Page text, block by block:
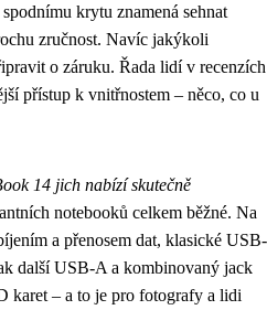
krytu znamená sehnat
zručnost. Navíc jakýkoli
o záruku. Řada lidí v recenzích
přístup k vnitřnostem – něco, co u
14 jich nabízí skutečně
notebooků celkem běžné. Na
a přenosem dat, klasické USB-
další USB-A a kombinovaný jack
karet – a to je pro fotografy a lidi